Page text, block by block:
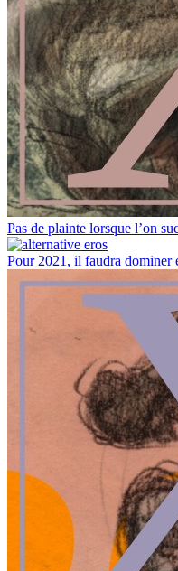
Pas de plainte lorsque l’on
Pour 2021, il faudra dominer